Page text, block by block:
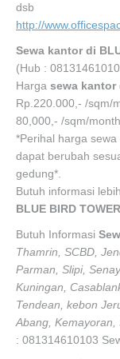
dsb
http://
Sewa kantor di
(Hub :
Harga sewa kantor
Rp.220.000,- /sqm/
80,000,- /sqm/month.
*Perihal harga
dapat berubah
gedung*.
Butuh informasi
BLUE BIRD TOWER
Butuh Informasi
Thamrin, SCBD,
Parman, Slipi,
Kuningan,
Tendean, kebon
Abang, Kemayoran,
: 081314610103